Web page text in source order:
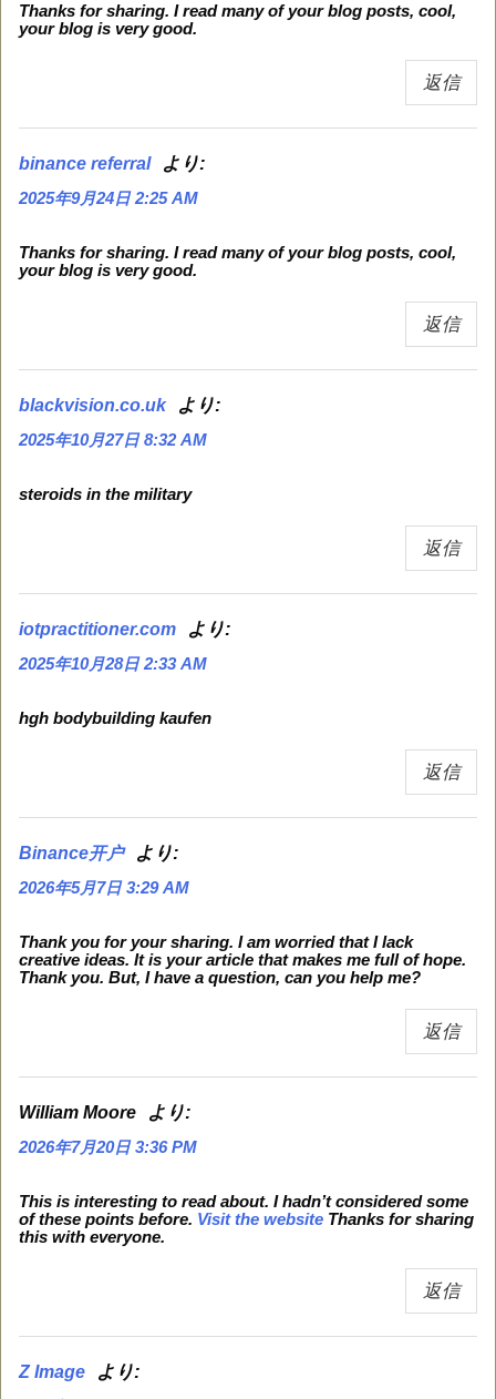
Thanks for sharing. I read many of your blog posts, cool,
your blog is very good.
返信
binance referral より:
2025年9月24日 2:25 AM
Thanks for sharing. I read many of your blog posts, cool,
your blog is very good.
返信
blackvision.co.uk より:
2025年10月27日 8:32 AM
steroids in the military
返信
iotpractitioner.com より:
2025年10月28日 2:33 AM
hgh bodybuilding kaufen
返信
Binance开户 より:
2026年5月7日 3:29 AM
Thank you for your sharing. I am worried that I lack
creative ideas. It is your article that makes me full of hope.
Thank you. But, I have a question, can you help me?
返信
William Moore より:
2026年7月20日 3:36 PM
This is interesting to read about. I hadn’t considered some
of these points before. Visit the website Thanks for sharing
this with everyone.
返信
Z Image より: